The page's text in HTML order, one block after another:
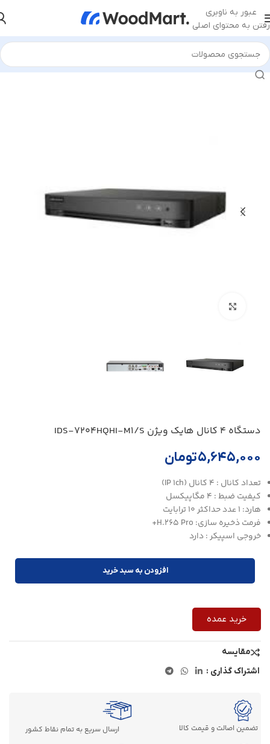
عبور به ناوبری
رفتن به محتوای اصلی
خانه/تجهیزات نظارتی/دستگاه DVR
دستگاه 4 کانال هایک ویژن IDS-7204HQHI-M1/S
۵,۶۴۵,۰۰۰تومان
تعداد کانال : 4 کانال (IP 1ch)
کیفیت ضبط : 4 مگاپیکسل
هارد: 1 عدد حداکثر 10 ترابایت
فرمت ذخیره سازی: H.265 Pro+
خروجی اسپیکر : دارد
افزودن به سبد خرید
خرید عمده
مقایسه
اشتراک گذاری :
تضمین اصالت و قیمت کالا ارسال سریع به تمام نقاط کشور